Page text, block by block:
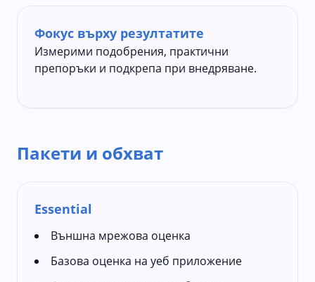
Фокус върху резултатите
Измерими подобрения, практични
препоръки и подкрепа при внедряване.
Пакети и обхват
Essential
Външна мрежова оценка
Базова оценка на уеб приложение